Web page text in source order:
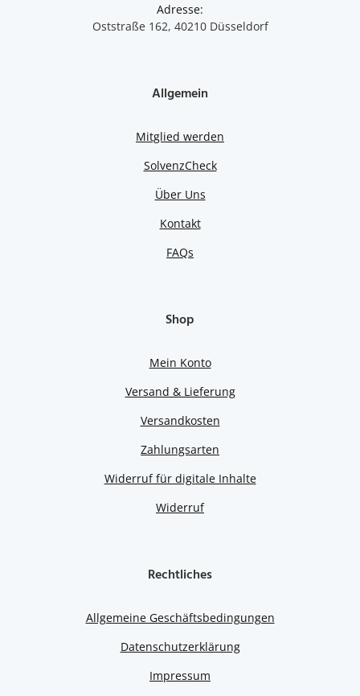
Adresse:
Oststraße 162, 40210 Düsseldorf
Allgemein
Mitglied werden
SolvenzCheck
Über Uns
Kontakt
FAQs
Shop
Mein Konto
Versand & Lieferung
Versandkosten
Zahlungsarten
Widerruf für digitale Inhalte
Widerruf
Rechtliches
Allgemeine Geschäftsbedingungen
Datenschutzerklärung
Impressum